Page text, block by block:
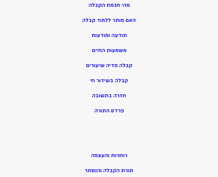
מהי חכמת הקבלה
האם מותר ללמוד קבלה
תודעה ומודעות
משמעות החיים
קבלה מדיה שיעורים
קבלה בשידור חי
חזרה בתשובה
פרדס התורה
רוחניות והעצמה
תורת הקבלה והנסתר